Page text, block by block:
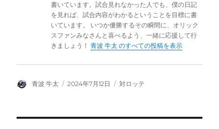
書いています。試合見れなかった人でも、僕の日記
を見れば、試合内容がわかるということを目標に書
いています。 いつか優勝するその瞬間に、オリック
スファンみなさんと喜べるよう、一緒に応援して行
きましょう！青波 牛太 のすべての投稿を表示
投
青波 牛太
投
2024年7月12日
カ
対ロッテ